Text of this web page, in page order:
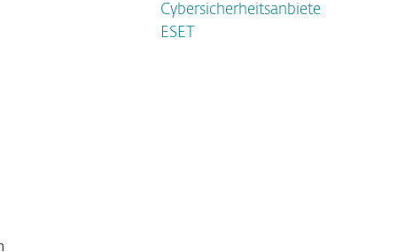
Cybersicherheitsanbieter
ESET